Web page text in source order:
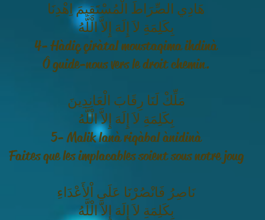
هَادِي الصِّرَاطَ الْمُسْتَقِيمَ اِهْدِنَا
بِكَلِمَةِ لاَ إِلَهَ إِلاَّ الْلَّهُ
4- Hàdiç çiràtal moustaqima ihdinà
Ô guide-nous vers le droit chemin.
مَلِّكْ لَنَا رِقَابَ الْعَانِدِينَ
بِكَلِمَةِ لاَ إِلَهَ إِلاَّ الْلَّهُ
5- Malik lanà riqàbal ànidinà
Faites que les implacables soient sous notre joug
نَاصِرُ فَانْصُرْنَا عَلَى اْلأَعْدَاءِ
بِكَلِمَةِ لاَ إِلَهَ إِلاَّ الْلَّهُ